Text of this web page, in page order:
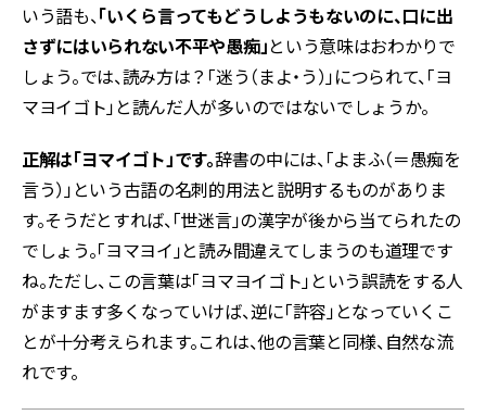
いう語も、「いくら言ってもどうしようもないのに、口に出
さずにはいられない不平や愚痴」という意味はおわかりで
しょう。では、読み方は？「迷う（まよ・う）」につられて、「ヨ
マヨイゴト」と読んだ人が多いのではないでしょうか。
正解は「ヨマイゴト」です。辞書の中には、「よまふ（＝愚痴を
言う）」という古語の名刺的用法と説明するものがありま
す。そうだとすれば、「世迷言」の漢字が後から当てられたの
でしょう。「ヨマヨイ」と読み間違えてしまうのも道理です
ね。ただし、この言葉は「ヨマヨイゴト」という誤読をする人
がますます多くなっていけば、逆に「許容」となっていくこ
とが十分考えられます。これは、他の言葉と同様、自然な流
れです。